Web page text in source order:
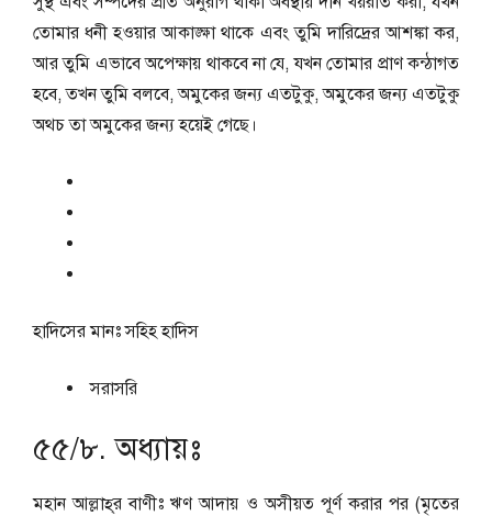
তোমার ধনী হওয়ার আকাঙ্ক্ষা থাকে এবং তুমি দারিদ্রের আশঙ্কা কর,
আর তুমি এভাবে অপেক্ষায় থাকবে না যে, যখন তোমার প্রাণ কন্ঠাগত
হবে, তখন তুমি বলবে, অমুকের জন্য এতটুকু, অমুকের জন্য এতটুকু
অথচ তা অমুকের জন্য হয়েই গেছে।
হাদিসের মানঃসহিহ হাদিস
সরাসরি
৫৫/৮. অধ্যায়ঃ
মহান আল্লাহ্‌র বাণীঃ ঋণ আদায় ও অসীয়ত পূর্ণ করার পর (মৃতের